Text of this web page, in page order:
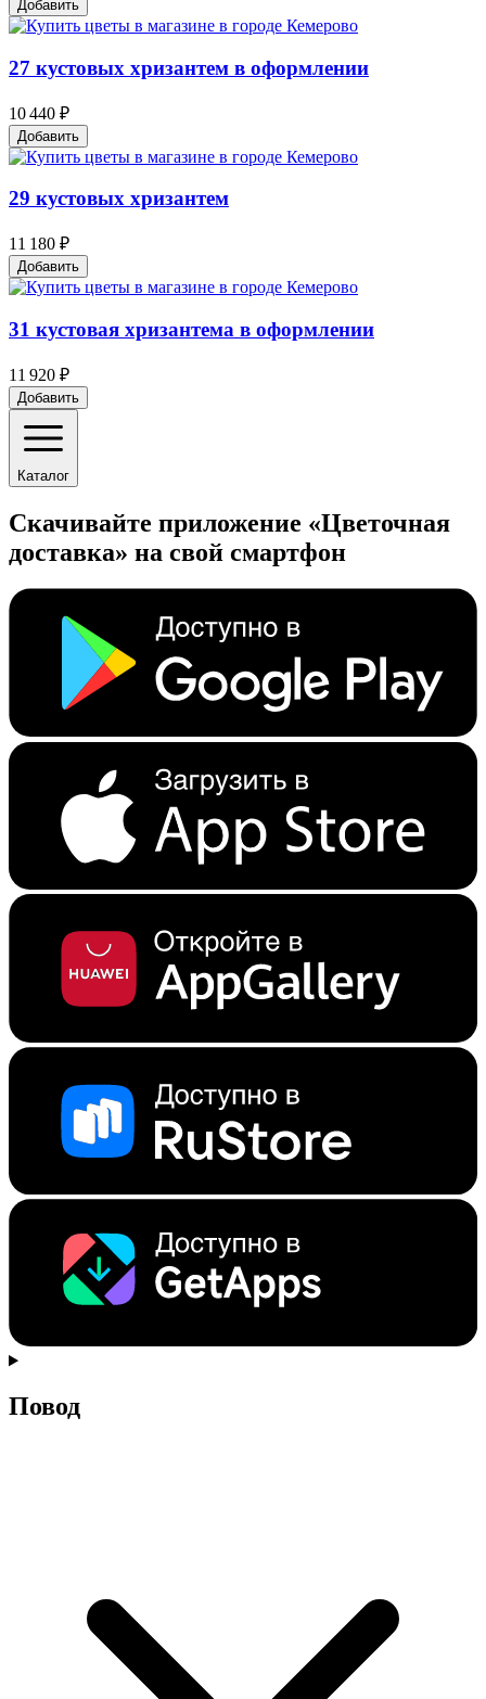
Добавить
27 кустовых хризантем в оформлении
10 440 ₽
Добавить
29 кустовых хризантем
11 180 ₽
Добавить
31 кустовая хризантема в оформлении
11 920 ₽
Добавить
Каталог
Скачивайте приложение «Цветочная
доставка» на свой смартфон
Повод